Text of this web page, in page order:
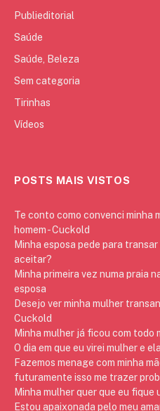
Publieditorial
Saúde
Saúde, Beleza
Sem categoria
Tirinhas
Vídeos
POSTS MAIS VISTOS
Te conto como convenci minha
homem - Cuckold
Minha esposa pede para
aceitar?
Minha primeira vez numa praia
esposa
Desejo ver minha mulher
Cuckold
Minha mulher já ficou com todo
O dia em que eu virei mulher e
Fazemos menage com minha
futuramente isso me trazer
Minha mulher quer que eu fique
Estou apaixonada pelo meu